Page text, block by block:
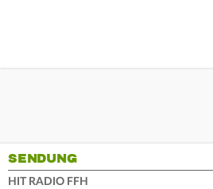
SENDUNG
HIT RADIO FFH